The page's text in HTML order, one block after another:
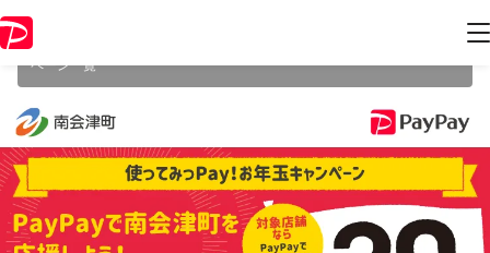
ジ内の情報はキャンペーン終了時点のものになります。
ペーン一覧